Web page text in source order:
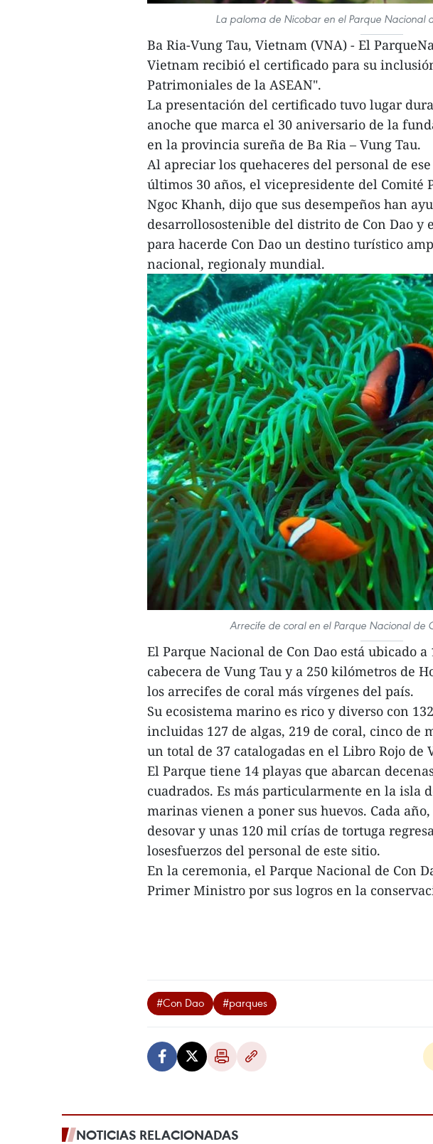
La paloma de Nicobar en el Parque Nacional
Ba Ria-Vung Tau, Vietnam (VNA) - El
Vietnam recibió el certificado para su
Patrimoniales de la ASEAN".
La presentación del certificado tuvo lugar
anoche que marca el 30 aniversario de la
en la provincia sureña de Ba Ria – Vung Tau.
Al apreciar los quehaceres del personal de
últimos 30 años, el vicepresidente del Comité
Ngoc Khanh, dijo que sus desempeños han
desarrollosostenible del distrito de Con Dao y
para hacerde Con Dao un destino turístico
nacional, regionaly mundial.
Arrecife de coral en el Parque Nacional de
El Parque Nacional de Con Dao está ubicado
cabecera de Vung Tau y a 250 kilómetros de
los arrecifes de coral más vírgenes del país.
Su ecosistema marino es rico y diverso con
incluidas 127 de algas, 219 de coral, cinco de
un total de 37 catalogadas en el Libro Rojo de
El Parque tiene 14 playas que abarcan
cuadrados. Es más particularmente en la isla
marinas vienen a poner sus huevos. Cada
desovar y unas 120 mil crías de tortuga
losesfuerzos del personal de este sitio.
En la ceremonia, el Parque Nacional de Con
Primer Ministro por sus logros en la
#Con Dao #parques
NOTICIAS RELACIONADAS